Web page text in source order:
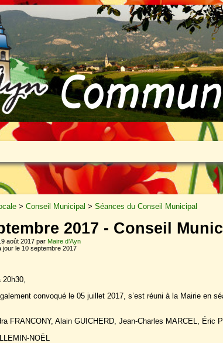
> Conseil Municipal > Séances du Conseil Municipal
2017 - Conseil
août 2017 par Maire d’Ayn
jour le 10 septembre 2017
convoqué le 05 juillet 2017, s’est réuni à la Mairie en
FRANCONY, Alain GUICHERD, Jean-Charles MARCEL, Éric
NOËL